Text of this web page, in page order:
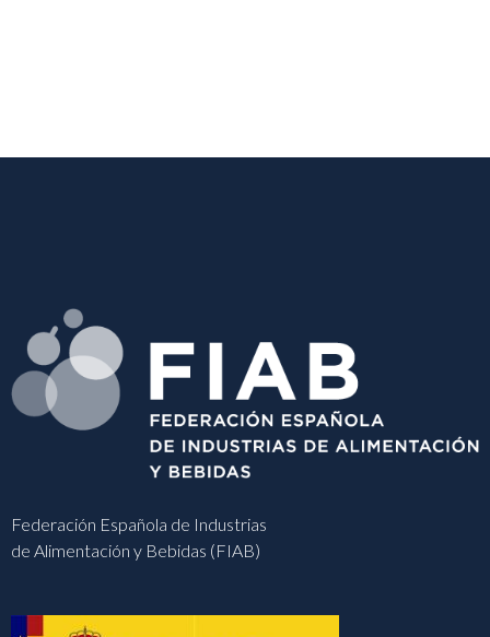
Federación Española de Industrias
de Alimentación y Bebidas (FIAB)